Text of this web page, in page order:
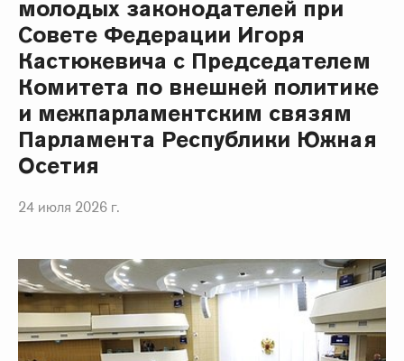
молодых законодателей при
Совете Федерации Игоря
Кастюкевича с Председателем
Комитета по внешней политике
и межпарламентским связям
Парламента Республики Южная
Осетия
24 июля 2026 г.